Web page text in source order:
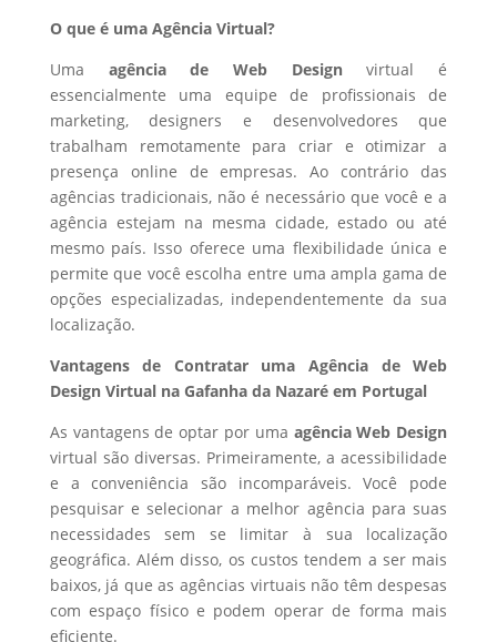
O que é uma Agência Virtual?
Uma agência de Web Designvirtual é
essencialmente uma equipe de profissionais de
marketing, designers e desenvolvedores que
trabalham remotamente para criar e otimizar a
presença online de empresas. Ao contrário das
agências tradicionais, não é necessário que você e a
agência estejam na mesma cidade, estado ou até
mesmo país. Isso oferece uma flexibilidade única e
permite que você escolha entre uma ampla gama de
opções especializadas, independentemente da sua
localização.
Vantagens de Contratar uma Agência de Web
Design Virtual na Gafanha da Nazaré em Portugal
As vantagens de optar por uma agência Web Design
virtual são diversas. Primeiramente, a acessibilidade
e a conveniência são incomparáveis. Você pode
pesquisar e selecionar a melhor agência para suas
necessidades sem se limitar à sua localização
geográfica. Além disso, os custos tendem a ser mais
baixos, já que as agências virtuais não têm despesas
com espaço físico e podem operar de forma mais
eficiente.